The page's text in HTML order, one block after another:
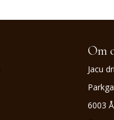
Om
Jacu
6003